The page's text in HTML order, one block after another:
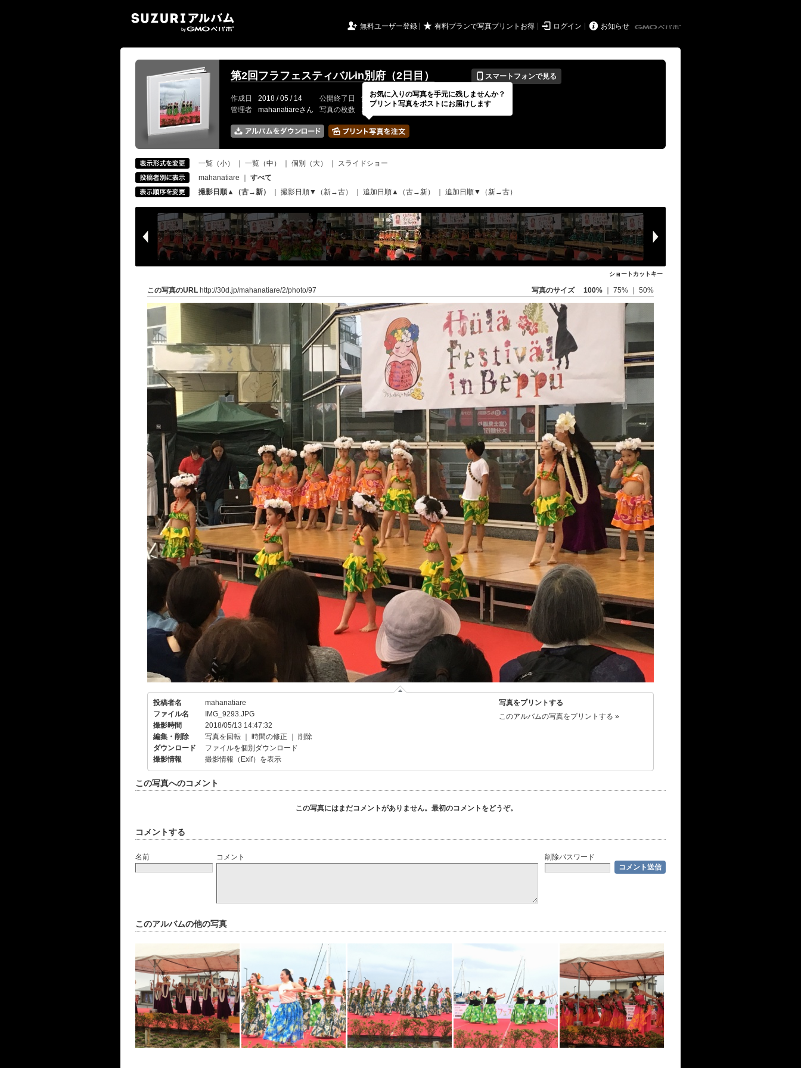
 無料ユーザー登録 ★ 有料プランで写真プリントお得  ログイン  お知らせ
第2回フラフェスティバルin別府（2日目） 📱 スマートフォンで見る
作成日 2018 / 05 / 14 公開終了日 無期限 イベントの期間
---
管理者
mahanatiareさん 写真の枚数 133 / 2000枚
一覧（小） 一覧（中） 個別（大）
スライドショー
mahanatiare
すべて
撮影日順▲（古→新）
撮影日順▼（新→古） 追加日順▲（古→新） 追加日順▼（新→古）
ショートカットキー
この写真のURL http://30d.jp/mahanatiare/2/photo/97 写真のサイズ 100% 75% 50%
投稿者名
mahanatiare
ファイル名
IMG_9293.JPG
撮影時間
2018/05/13 14:47:32
編集・削除
写真を回転 時間の修正
削除
ダウンロード
ファイルを個別ダウンロード
撮影情報
撮影情報（Exif）を表示
写真をプリントする
このアルバムの写真をプリントする »
この写真へのコメント
この写真にはまだコメントがありません。最初のコメントをどうぞ。
コメントする
名前 コメント 削除パスワード
このアルバムの他の写真
お気に入りの写真を手元に残しませんか？
プリント写真をポストにお届けします